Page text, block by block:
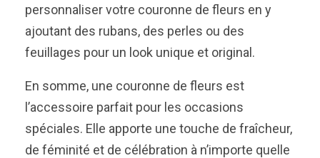
personnaliser votre couronne de fleurs en y
ajoutant des rubans, des perles ou des
feuillages pour un look unique et original.
En somme, une couronne de fleurs est
l’accessoire parfait pour les occasions
spéciales. Elle apporte une touche de fraîcheur,
de féminité et de célébration à n’importe quelle